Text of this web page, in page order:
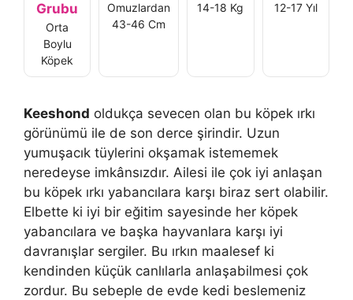
Grubu
Orta
Boylu
Köpek
Omuzlardan
43-46 Cm
14-18 Kg 12-17 Yıl
Keeshond oldukça sevecen olan bu köpek ırkı
görünümü ile de son derce şirindir. Uzun
yumuşacık tüylerini okşamak istememek
neredeyse imkânsızdır. Ailesi ile çok iyi anlaşan
bu köpek ırkı yabancılara karşı biraz sert olabilir.
Elbette ki iyi bir eğitim sayesinde her köpek
yabancılara ve başka hayvanlara karşı iyi
davranışlar sergiler. Bu ırkın maalesef ki
kendinden küçük canlılarla anlaşabilmesi çok
zordur. Bu sebeple de evde kedi beslemeniz